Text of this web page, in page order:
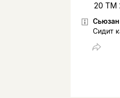
20 ТМ
Сидит